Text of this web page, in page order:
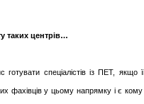
таких центрів…
спеціалістів із ПЕТ,
фахівців у цьому напрямку і є кому